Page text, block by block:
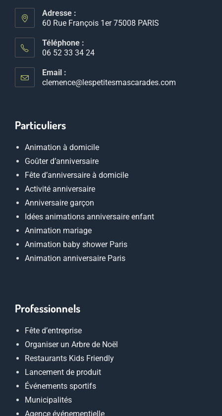
Adresse :
60 Rue François 1er 75008 PARIS
Téléphone :
06 52 33 34 24
Email :
clemence@lespetitesmascarades.com
Particuliers
Animation à domicile
Goûter d’anniversaire
Fête d’anniversaire à domicile
Activité anniversaire
Anniversaire garçon
Idées animations anniversaire enfant
Animation mariage
Animation baby shower Paris
Animation anniversaire Paris
Professionnels
Fête d’entreprise
Organiser un Arbre de Noël
Restaurants Kids Friendly
Lancement de produit
Événements sportifs
Municipalités
Agence événementielle